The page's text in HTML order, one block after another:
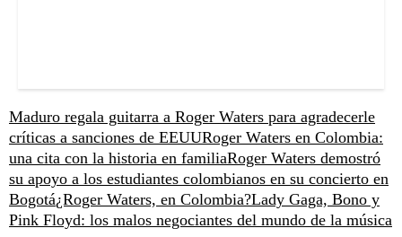
Maduro regala guitarra a Roger Waters para agradecerle
críticas a sanciones de EEUURoger Waters en Colombia:
una cita con la historia en familiaRoger Waters demostró
su apoyo a los estudiantes colombianos en su concierto en
Bogotá¿Roger Waters, en Colombia?Lady Gaga, Bono y
Pink Floyd: los malos negociantes del mundo de la música